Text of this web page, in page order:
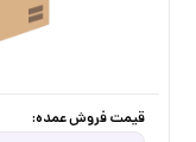
قیمت فروش عمده: